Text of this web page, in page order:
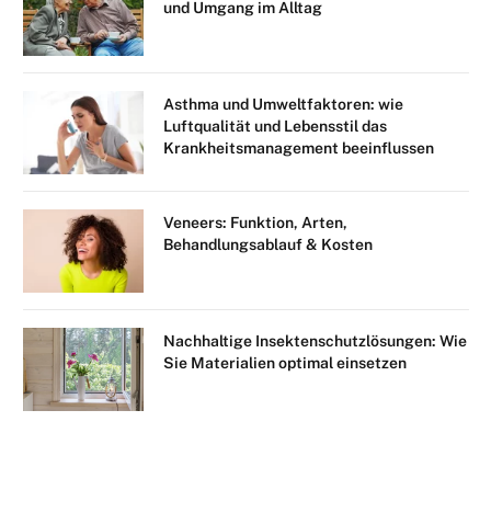
und Umgang im Alltag
Asthma und Umweltfaktoren: wie
Luftqualität und Lebensstil das
Krankheitsmanagement beeinflussen
Veneers: Funktion, Arten,
Behandlungsablauf & Kosten
Nachhaltige Insektenschutzlösungen: Wie
Sie Materialien optimal einsetzen